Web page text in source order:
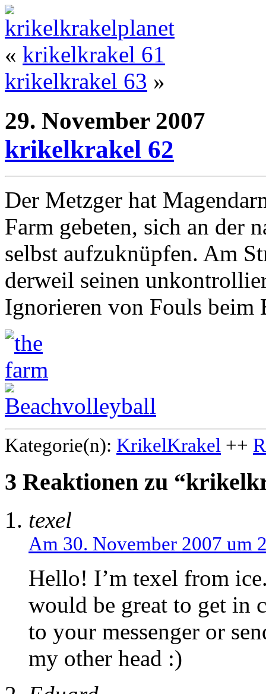
« krikelkrakel 61
krikelkrakel 63 »
29. November 2007
krikelkrakel 62
Der Metzger hat
Farm gebeten, sich an der
selbst aufzuknüpfen. Am
derweil seinen
Ignorieren von Fouls beim
Kategorie(n): KrikelKrakel ++
3 Reaktionen zu
texel
Am 30. November 2007 um
Hello! I’m texel from
would be great to get in
to your messenger or
my other head :)